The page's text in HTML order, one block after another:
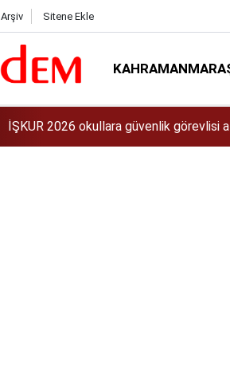
Arşiv Sitene Ekle
iPhone 18 Ne Zaman Çıkacak? iPhone